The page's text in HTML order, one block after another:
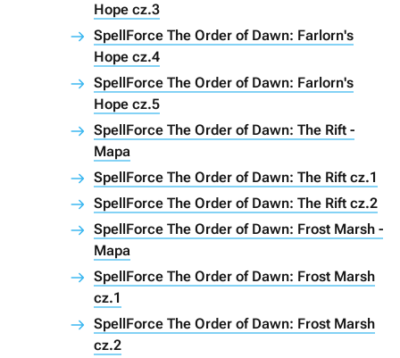
Hope cz.3
SpellForce The Order of Dawn: Farlorn's
Hope cz.4
SpellForce The Order of Dawn: Farlorn's
Hope cz.5
SpellForce The Order of Dawn: The Rift -
Mapa
SpellForce The Order of Dawn: The Rift cz.1
SpellForce The Order of Dawn: The Rift cz.2
SpellForce The Order of Dawn: Frost Marsh -
Mapa
SpellForce The Order of Dawn: Frost Marsh
cz.1
SpellForce The Order of Dawn: Frost Marsh
cz.2